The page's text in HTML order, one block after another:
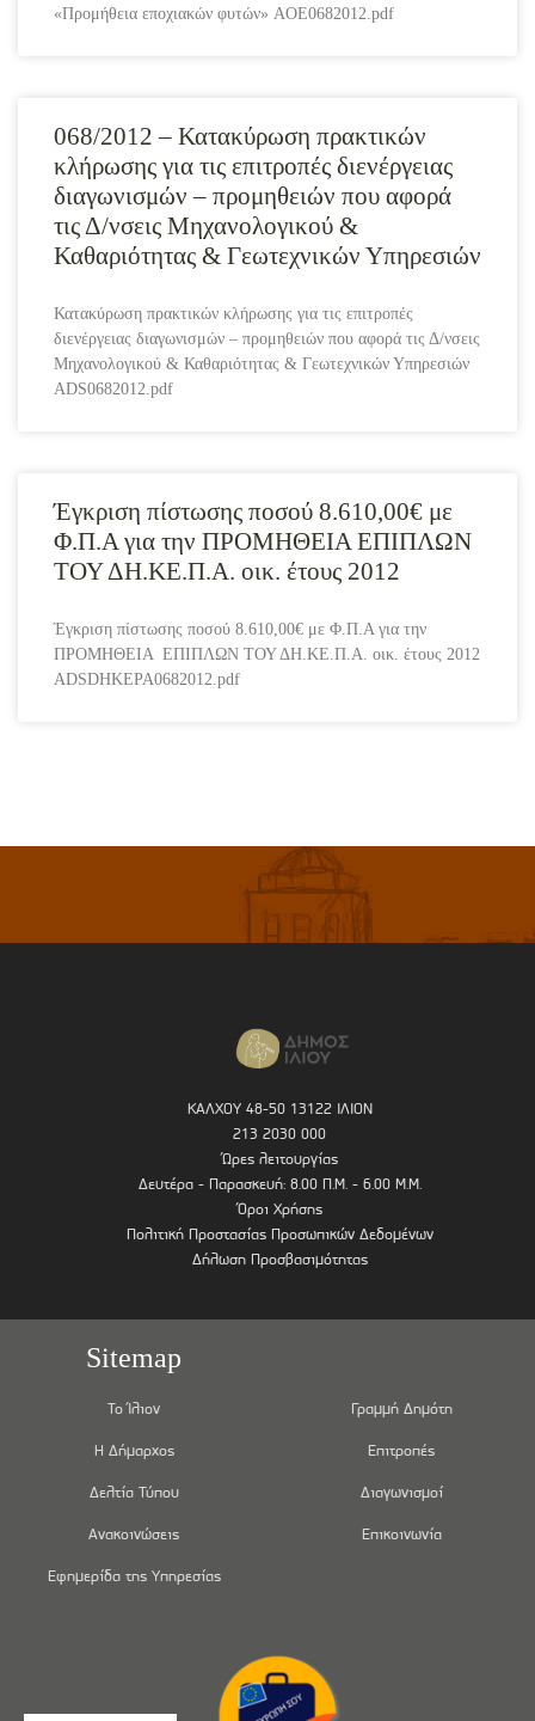
«Προμήθεια εποχιακών φυτών» AOE0682012.pdf
068/2012 – Κατακύρωση πρακτικών
κλήρωσης για τις επιτροπές διενέργειας
διαγωνισμών – προμηθειών που αφορά
τις Δ/νσεις Μηχανολογικού &
Καθαριότητας & Γεωτεχνικών Υπηρεσιών
Κατακύρωση πρακτικών κλήρωσης για τις επιτροπές
διενέργειας διαγωνισμών – προμηθειών που αφορά τις Δ/νσεις
Μηχανολογικού & Καθαριότητας & Γεωτεχνικών Υπηρεσιών
ADS0682012.pdf
Έγκριση πίστωσης ποσού 8.610,00€ με
Φ.Π.Α για την ΠΡΟΜΗΘΕΙΑ ΕΠΙΠΛΩΝ
ΤΟΥ ΔΗ.ΚΕ.Π.Α. οικ. έτους 2012
Έγκριση πίστωσης ποσού 8.610,00€ με Φ.Π.Α για την
ΠΡΟΜΗΘΕΙΑ ΕΠΙΠΛΩΝ ΤΟΥ ΔΗ.ΚΕ.Π.Α. οικ. έτους 2012
ADSDHKEPA0682012.pdf
ΚΑΛΧΟΥ 48-50 13122 ΙΛΙΟΝ
213 2030 000
Ώρες λειτουργίας
Δευτέρα - Παρασκευή: 8.00 Π.Μ. - 6.00 Μ.Μ.
Όροι Χρήσης
Πολιτική Προστασίας Προσωπικών Δεδομένων
Δήλωση Προσβασιμότητας
Sitemap
Το Ίλιον
Η Δήμαρχος
Δελτία Τύπου
Ανακοινώσεις
Εφημερίδα της Υπηρεσίας
Γραμμή Δημότη
Επιτροπές
Διαγωνισμοί
Επικοινωνία